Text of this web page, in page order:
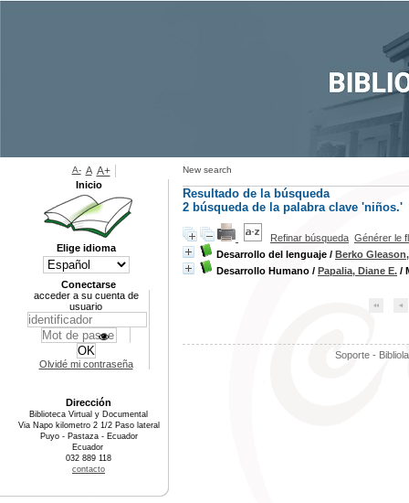
New search
Resultado de la búsqueda
2 búsqueda de la palabra clave 'niños.'
Refinar búsqueda Générer le
Desarrollo del lenguaje / Berko
Desarrollo Humano / Papalia, Diane E. /
Soporte -
A- A A+
Inicio
Elige idioma
Conectarse
acceder a su cuenta de
usuario
Olvidé mi contraseña
Dirección
Biblioteca Virtual y Documental
Via Napo kilometro 2 1/2 Paso lateral
Puyo - Pastaza - Ecuador
Ecuador
032 889 118
contacto